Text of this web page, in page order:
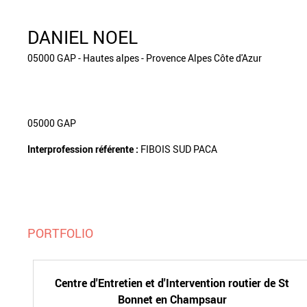
DANIEL NOEL
05000 GAP - Hautes alpes - Provence Alpes Côte d'Azur
05000 GAP
Interprofession référente : FIBOIS SUD PACA
PORTFOLIO
Centre d'Entretien et d'Intervention routier de St
Bonnet en Champsaur